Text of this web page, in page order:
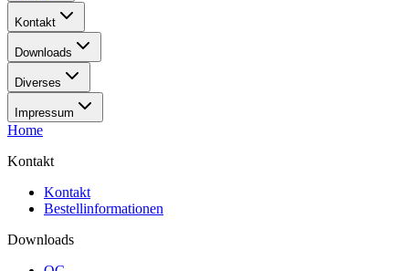
Kontakt
Downloads
Diverses
Impressum
Home
Kontakt
Kontakt
Bestellinformationen
Downloads